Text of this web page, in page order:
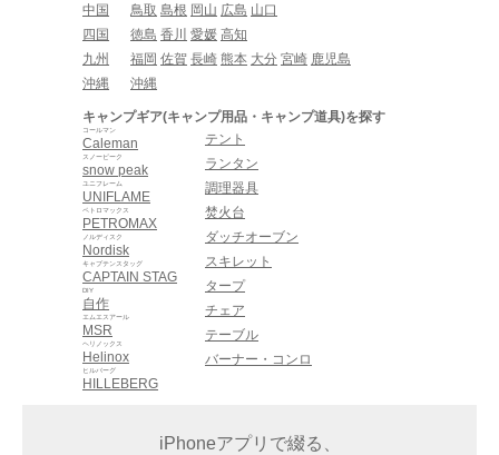
中国
鳥取 島根 岡山 広島 山口
四国
徳島 香川 愛媛 高知
九州
福岡 佐賀 長崎 熊本 大分 宮崎 鹿児島
沖縄
沖縄
キャンプギア(キャンプ用品・キャンプ道具)を探す
Caleman
コールマン
snow peak
スノーピーク
UNIFLAME
ユニフレーム
PETROMAX
ペトロマックス
Nordisk
ノルディスク
CAPTAIN STAG
キャプテンスタッグ
自作
DIY
MSR
エムエスアール
Helinox
ヘリノックス
HILLEBERG
ヒルバーグ
テント
ランタン
調理器具
焚火台
ダッチオーブン
スキレット
タープ
チェア
テーブル
バーナー・コンロ
iPhoneアプリで綴る、